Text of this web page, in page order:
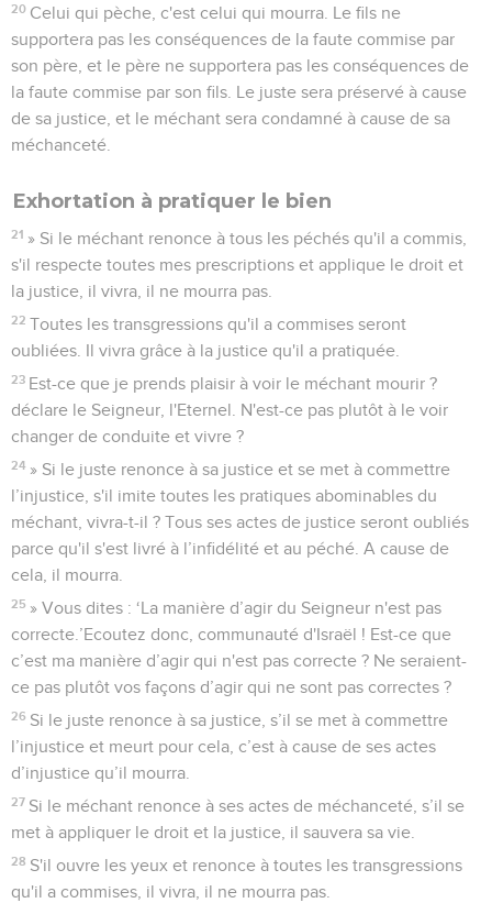
20 Celui qui pèche, c'est celui qui mourra. Le fils ne
supportera pas les conséquences de la faute commise par
son père, et le père ne supportera pas les conséquences de
la faute commise par son fils. Le juste sera préservé à cause
de sa justice, et le méchant sera condamné à cause de sa
méchanceté.
Exhortation à pratiquer le bien
21 » Si le méchant renonce à tous les péchés qu'il a commis,
s'il respecte toutes mes prescriptions et applique le droit et
la justice, il vivra, il ne mourra pas.
22 Toutes les transgressions qu'il a commises seront
oubliées. Il vivra grâce à la justice qu'il a pratiquée.
23 Est-ce que je prends plaisir à voir le méchant mourir ?
déclare le Seigneur, l'Eternel. N'est-ce pas plutôt à le voir
changer de conduite et vivre ?
24 » Si le juste renonce à sa justice et se met à commettre
l’injustice, s'il imite toutes les pratiques abominables du
méchant, vivra-t-il ? Tous ses actes de justice seront oubliés
parce qu'il s'est livré à l’infidélité et au péché. A cause de
cela, il mourra.
25 » Vous dites : ‘La manière d’agir du Seigneur n'est pas
correcte.’Ecoutez donc, communauté d'Israël ! Est-ce que
c’est ma manière d’agir qui n'est pas correcte ? Ne seraient-
ce pas plutôt vos façons d’agir qui ne sont pas correctes ?
26 Si le juste renonce à sa justice, s’il se met à commettre
l’injustice et meurt pour cela, c’est à cause de ses actes
d’injustice qu’il mourra.
27 Si le méchant renonce à ses actes de méchanceté, s’il se
met à appliquer le droit et la justice, il sauvera sa vie.
28 S'il ouvre les yeux et renonce à toutes les transgressions
qu'il a commises, il vivra, il ne mourra pas.